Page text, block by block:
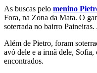
As buscas pelo menino
Fora, na Zona da Mata. O
soterrada no bairro
Além de Pietro, foram
avó dele e a irmã dele, Sofia,
encontrados.